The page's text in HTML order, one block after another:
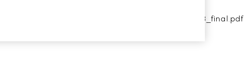
documents/Principi di Sostenibilità_2024_EN_rev03_final.pdf